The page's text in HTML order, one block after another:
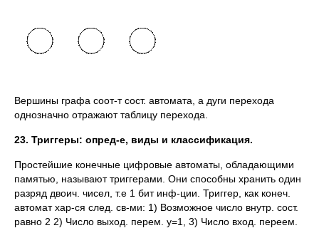
Вершины графа соот-т сост. автомата, а дуги перехода
однозначно отражают таблицу перехода.
23. Триггеры: опред-е, виды и классификация.
Простейшие конечные цифровые автоматы, обладающими
памятью, называют триггерами. Они способны хранить один
разряд двоич. чисел, т.е 1 бит инф-ции. Триггер, как конеч.
автомат хар-ся след. св-ми: 1) Возможное число внутр. сост.
равно 2 2) Число выход. перем. y=1, 3) Число вход. переем.